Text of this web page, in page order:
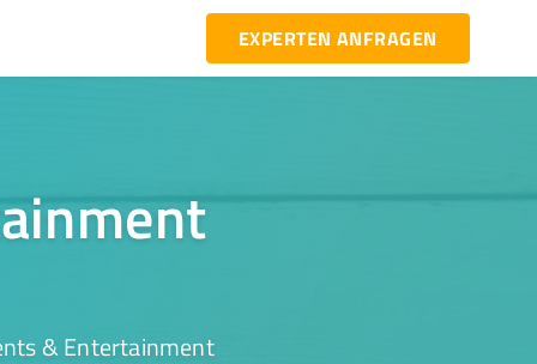
EXPERTEN ANFRAGEN
& Entertainment